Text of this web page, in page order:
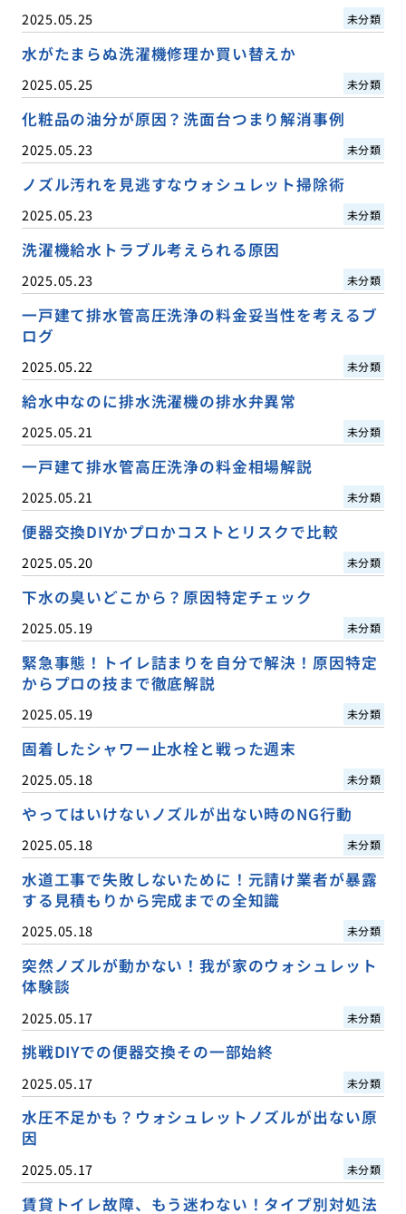
2025.05.25 未分類
水がたまらぬ洗濯機修理か買い替えか
2025.05.25 未分類
化粧品の油分が原因？洗面台つまり解消事例
2025.05.23 未分類
ノズル汚れを見逃すなウォシュレット掃除術
2025.05.23 未分類
洗濯機給水トラブル考えられる原因
2025.05.23 未分類
一戸建て排水管高圧洗浄の料金妥当性を考えるブ
ログ
2025.05.22 未分類
給水中なのに排水洗濯機の排水弁異常
2025.05.21 未分類
一戸建て排水管高圧洗浄の料金相場解説
2025.05.21 未分類
便器交換DIYかプロかコストとリスクで比較
2025.05.20 未分類
下水の臭いどこから？原因特定チェック
2025.05.19 未分類
緊急事態！トイレ詰まりを自分で解決！原因特定
からプロの技まで徹底解説
2025.05.19 未分類
固着したシャワー止水栓と戦った週末
2025.05.18 未分類
やってはいけないノズルが出ない時のNG行動
2025.05.18 未分類
水道工事で失敗しないために！元請け業者が暴露
する見積もりから完成までの全知識
2025.05.18 未分類
突然ノズルが動かない！我が家のウォシュレット
体験談
2025.05.17 未分類
挑戦DIYでの便器交換その一部始終
2025.05.17 未分類
水圧不足かも？ウォシュレットノズルが出ない原
因
2025.05.17 未分類
賃貸トイレ故障、もう迷わない！タイプ別対処法